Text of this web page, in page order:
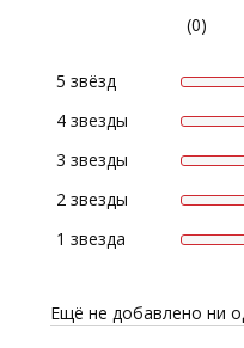
(0)
5 звёзд
4 звезды
3 звезды
2 звезды
1 звезда
Ещё не добавлено ни